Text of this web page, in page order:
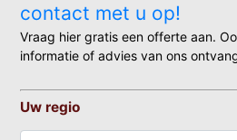
contact met u op!
Vraag hier gratis een offerte aan.
informatie of advies van ons
Uw regio